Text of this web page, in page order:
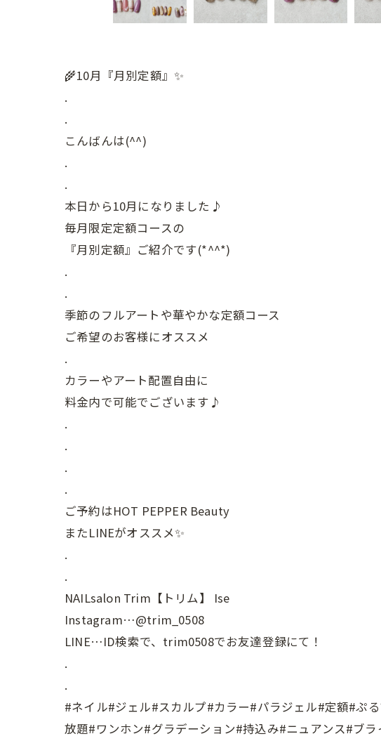
🌾10月『月別定額』✨
.
.
こんばんは(^^)
.
.
本日から10月になりました♪
毎月限定定額コースの
『月別定額』ご紹介です(*^^*)
.
.
季節のフルアートや華やかな定額コース
ご希望のお客様にオススメ
.
カラーやアート配置自由に
料金内で可能でございます♪
.
.
.
.
ご予約はHOT PEPPER Beauty
またLINEがオススメ✨
.
.
NAILsalon Trim【トリム】 Ise
Instagram…@trim_0508
LINE…ID検索で、trim0508でお友達登録にて！
.
.
#ネイル#ジェル#スカルプ#カラー#パラジェル#定額#ぷ
放題#ワンホン#グラデーション#持込み#ニュアンス#ブ